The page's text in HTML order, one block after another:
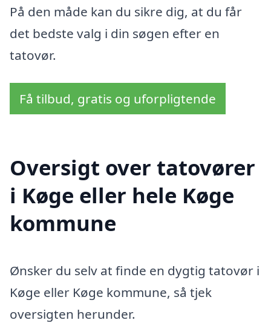
På den måde kan du sikre dig, at du får
det bedste valg i din søgen efter en
tatovør.
Få tilbud, gratis og uforpligtende
Oversigt over tatovører
i Køge eller hele Køge
kommune
Ønsker du selv at finde en dygtig tatovør i
Køge eller Køge kommune, så tjek
oversigten herunder.